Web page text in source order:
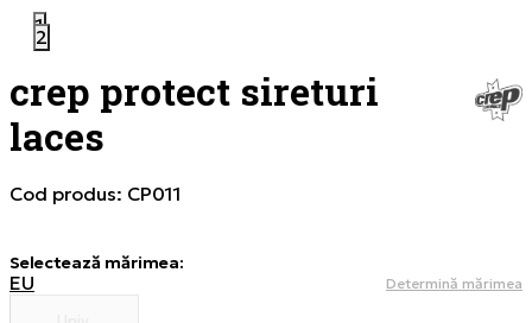
1
2
crep protect sireturi
laces
Cod produs: CP011
Selectează mărimea:
EU Determină mărimea